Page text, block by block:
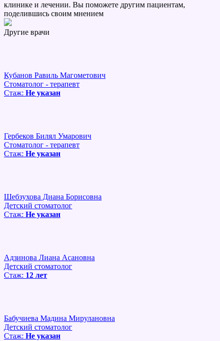
клинике и лечении. Вы поможете другим пациентам,
поделившись своим мнением
Другие врачи
Кубанов Равиль Магометович
Стоматолог - терапевт
Стаж: Не указан
Гербеков Билял Умарович
Стоматолог - терапевт
Стаж: Не указан
Шебзухова Диана Борисовна
Детский стоматолог
Стаж: Не указан
Адзинова Лиана Асановна
Детский стоматолог
Стаж: 12 лет
Бабучиева Мадина Мирулановна
Детский стоматолог
Стаж: Не указан